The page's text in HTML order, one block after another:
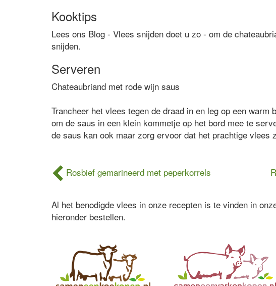
Kooktips
Lees ons Blog - Vlees snijden doet u zo - om de
snijden.
Serveren
Chateaubriand met rode wijn saus
Trancheer het vlees tegen de draad in en leg op een
om de saus in een klein kommetje op het bord mee te
de saus kan ook maar zorg ervoor dat het prachtige vlees
Rosbief gemarineerd met peperkorrels
Al het benodigde vlees in onze recepten is te vinden in
hieronder bestellen.